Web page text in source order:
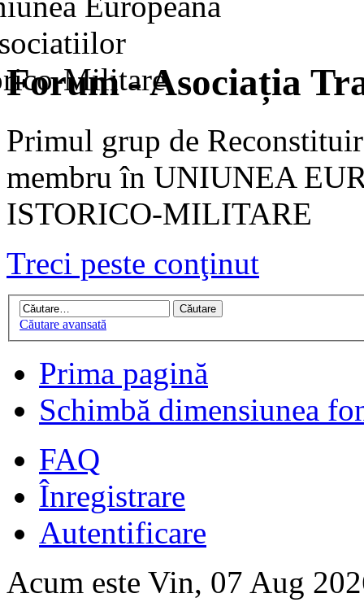
Forum - Asociația
Primul grup de
membru în UNIUNEA
ISTORICO-MILITARE
Treci peste conţinut
Căutare avansată
Prima pagină
Schimbă dimensiunea
FAQ
Înregistrare
Autentificare
Acum este Vin, 07 Aug